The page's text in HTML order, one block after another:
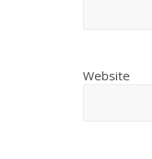
Website